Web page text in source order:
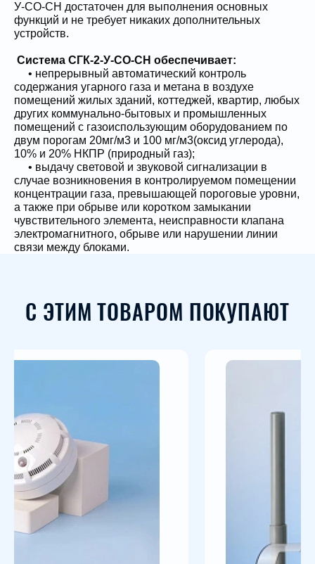
У-СО-СН достаточен для выполнения основных
функций и не требует никаких дополнительных
устройств.
Система СГК-2-У-CO-CH обеспечивает:
• непрерывный автоматический контроль
содержания угарного газа и метана в воздухе
помещений жилых зданий, коттеджей, квартир, любых
других коммунально-бытовых и промышленных
помещений с газоиспользующим оборудованием по
двум порогам 20мг/м3 и 100 мг/м3(оксид углерода),
10% и 20% НКПР (природный газ);
• выдачу световой и звуковой сигнализации в
случае возникновения в контролируемом помещении
концентрации газа, превышающей пороговые уровни,
а также при обрыве или коротком замыкании
чувствительного элемента, неисправности клапана
электромагнитного, обрыве или нарушении линии
связи между блоками.
• выдачу информации о состоянии системы на
дополнительный модули.
углерода СЗ-2Б оснащен дополнительным разъемом
Выход блока представляет собой «открытый сток»
выходных транзисторных ключей с нагрузочной
способностью 30 В, 100 мА. Блок распознает
состояние системы СГК-Б и выдает выходные
сигналы типа «открыт/закрыт» на выходной
транзисторный ключ. При отсутствии напряжения
питания выходной ключ закрыт(«разомкнут»).
Также система может принимать сигнал аварии с
дополнительных датчиков по средствамдискретного
С ЭТИМ ТОВАРОМ ПОКУПАЮТ